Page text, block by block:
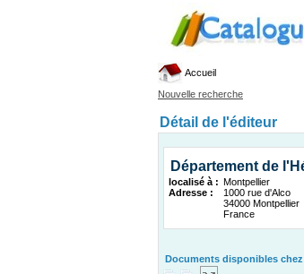
Accueil
Nouvelle recherche
Détail de l'éditeur
Département de
localisé à : Montpellier
Adresse :
1000 rue d'Alco
34000 Montpellier
France
Documents disponibles